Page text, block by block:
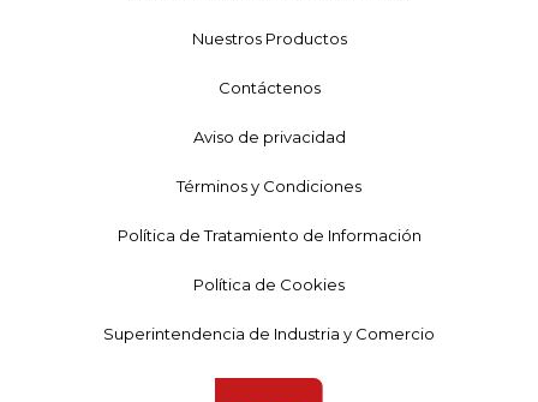
Nuestros Productos
Contáctenos
Aviso de privacidad
Términos y Condiciones
Política de Tratamiento de Información
Política de Cookies
Superintendencia de Industria y Comercio